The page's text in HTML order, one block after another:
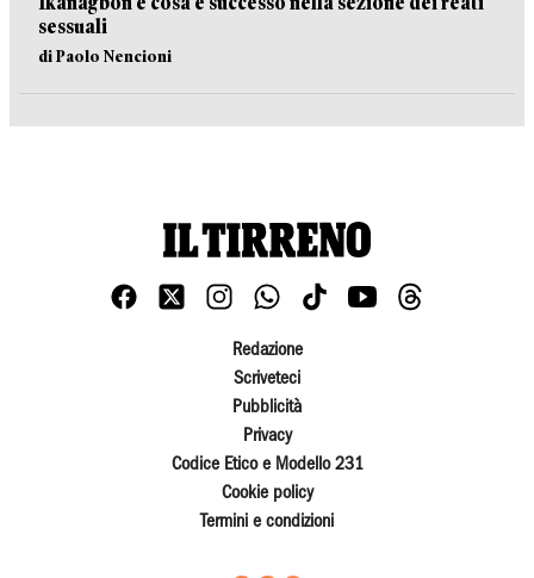
sessuali
di Paolo Nencioni
Redazione
Scriveteci
Pubblicità
Privacy
Codice Etico e Modello 231
Cookie policy
Termini e condizioni